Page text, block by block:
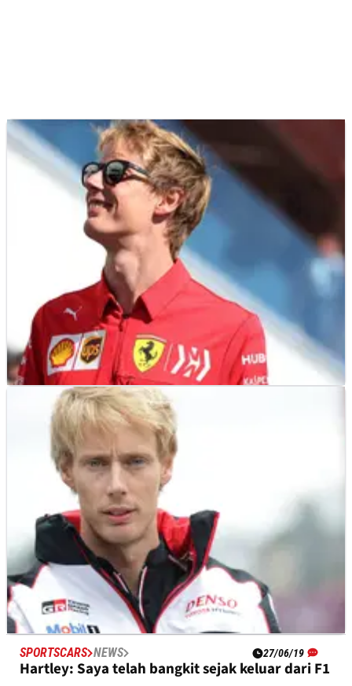
NEWS
Dragon menandatangani Hartley untuk musim
Formula E.
SPORTSCARS NEWS 27/06/19
Hartley: Saya telah bangkit sejak keluar dari F1